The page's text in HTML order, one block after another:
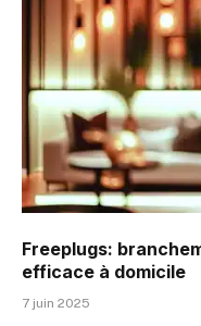
Freeplugs:
efficace à domicile
7 juin 2025